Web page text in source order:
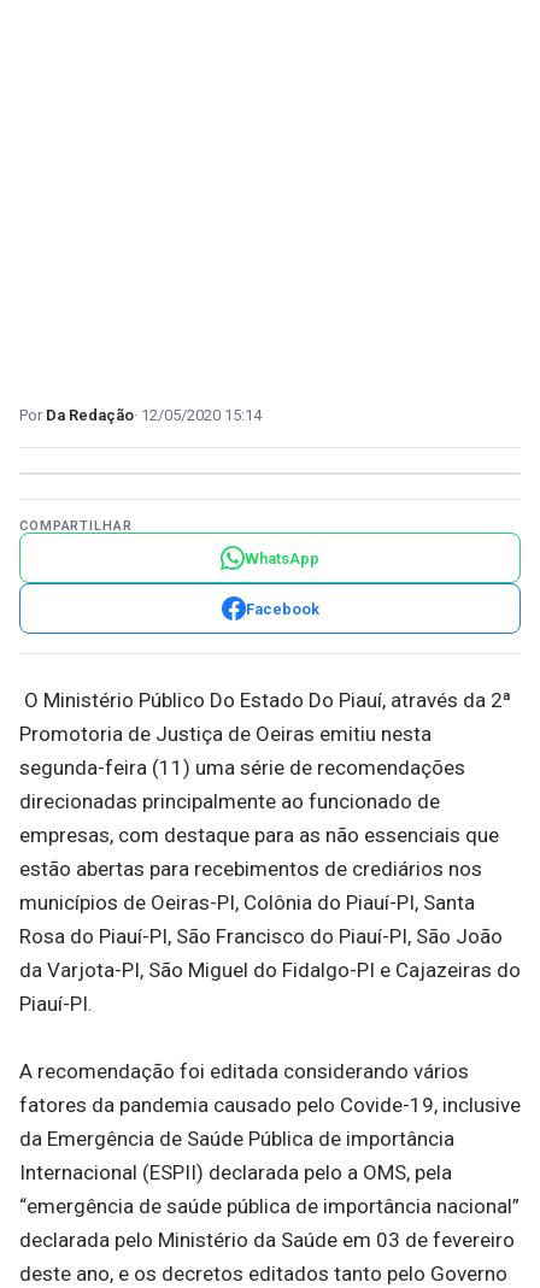
Da Redação 12/05/2020 15:14
COMPARTILHAR
WhatsApp
Facebook
O Ministério Público Do Estado Do Piauí, através da 2ª
Promotoria de Justiça de Oeiras emitiu nesta
segunda-feira (11) uma série de recomendações
direcionadas principalmente ao funcionado de
empresas, com destaque para as não essenciais que
estão abertas para recebimentos de crediários nos
municípios de Oeiras-PI, Colônia do Piauí-PI, Santa
Rosa do Piauí-PI, São Francisco do Piauí-PI, São João
da Varjota-PI, São Miguel do Fidalgo-PI e Cajazeiras do
Piauí-PI.
A recomendação foi editada considerando vários
fatores da pandemia causado pelo Covide-19, inclusive
da Emergência de Saúde Pública de importância
Internacional (ESPII) declarada pelo a OMS, pela
“emergência de saúde pública de importância nacional”
declarada pelo Ministério da Saúde em 03 de fevereiro
deste ano, e os decretos editados tanto pelo Governo